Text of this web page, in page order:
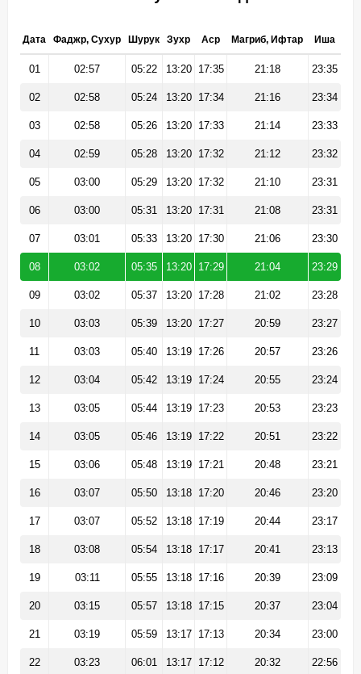
Дата Фаджр, Сухур Шурук Зухр Аср Магриб, Ифтар Иша
01 02:57 05:22 13:20 17:35 21:18 23:35
02 02:58 05:24 13:20 17:34 21:16 23:34
03 02:58 05:26 13:20 17:33 21:14 23:33
04 02:59 05:28 13:20 17:32 21:12 23:32
05 03:00 05:29 13:20 17:32 21:10 23:31
06 03:00 05:31 13:20 17:31 21:08 23:31
07 03:01 05:33 13:20 17:30 21:06 23:30
08 03:02 05:35 13:20 17:29 21:04 23:29
09 03:02 05:37 13:20 17:28 21:02 23:28
10 03:03 05:39 13:20 17:27 20:59 23:27
11 03:03 05:40 13:19 17:26 20:57 23:26
12 03:04 05:42 13:19 17:24 20:55 23:24
13 03:05 05:44 13:19 17:23 20:53 23:23
14 03:05 05:46 13:19 17:22 20:51 23:22
15 03:06 05:48 13:19 17:21 20:48 23:21
16 03:07 05:50 13:18 17:20 20:46 23:20
17 03:07 05:52 13:18 17:19 20:44 23:17
18 03:08 05:54 13:18 17:17 20:41 23:13
19 03:11 05:55 13:18 17:16 20:39 23:09
20 03:15 05:57 13:18 17:15 20:37 23:04
21 03:19 05:59 13:17 17:13 20:34 23:00
22 03:23 06:01 13:17 17:12 20:32 22:56